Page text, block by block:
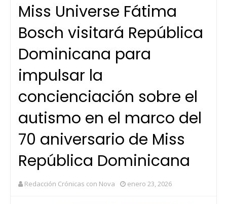
Miss Universe Fátima
Bosch visitará República
Dominicana para
impulsar la
concienciación sobre el
autismo en el marco del
70 aniversario de Miss
República Dominicana
Redacción Crónicas con Nova enero 23, 2026